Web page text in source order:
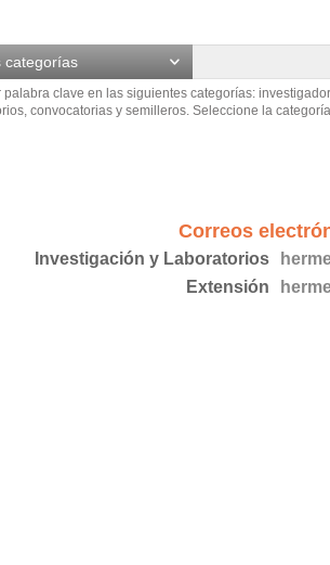
categorías
palabra clave en las siguientes categorías:
convocatorias y semilleros. Seleccione la
Correos
Investigación y Laboratorios
Extensión